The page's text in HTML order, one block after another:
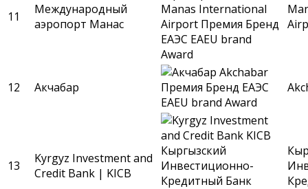
11
Международный
аэропорт Манас
12 Акчабар
13
Kyrgyz Investment and
Credit Bank | KICB